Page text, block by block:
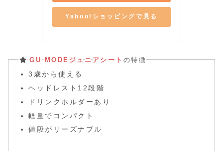
Yahoo!ショッピングで見る
GU MODEジュニアシートの特徴
3歳から使える
ヘッドレスト12段階
ドリンクホルダーあり
軽量でコンパクト
値段がリーズナブル